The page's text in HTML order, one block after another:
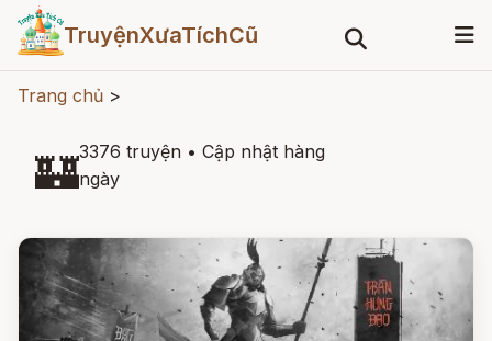
TruyệnXưaTíchCũ
Trang chủ >
🏰3376 truyện • Cập nhật hàng
ngày